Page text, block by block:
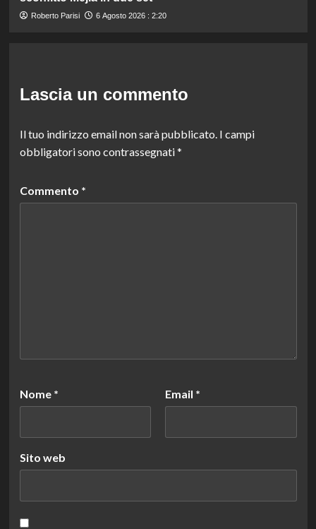
Roberto Parisi 6 Agosto 2026 : 2:20
Lascia un commento
Il tuo indirizzo email non sarà pubblicato. I campi
obbligatori sono contrassegnati*
Commento *
Nome * Email *
Sito web